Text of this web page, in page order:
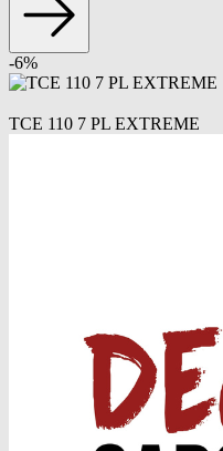
-6%
TCE 110 7 PL EXTREME